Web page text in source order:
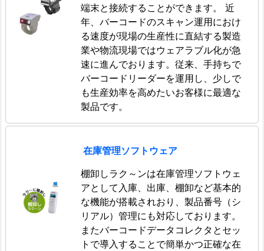
端末と接続することができます。 近
年、バーコードのスキャン運用におけ
る速度が現場の生産性に直結する製造
業や物流現場ではウェアラブル化が急
速に進んでおります。従来、手持ちで
バーコードリーダーを運用し、少しで
も生産効率を高めたいお客様に最適な
製品です。
在庫管理ソフトウェア
棚卸しラク～ンは在庫管理ソフトウェ
アとして入庫、出庫、棚卸など基本的
な機能が搭載されおり、製品番号（シ
リアル）管理にも対応しております。
またバーコードデータコレクタとセッ
トで導入することで簡単かつ正確な在